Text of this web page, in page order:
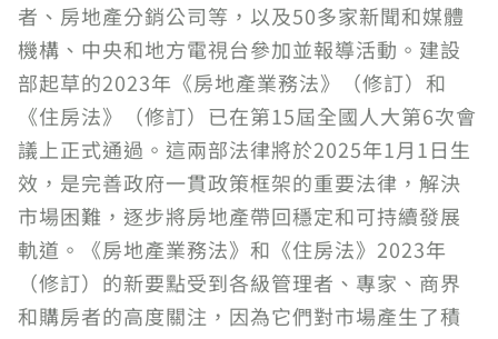
者、房地產分銷公司等，以及50多家新聞和媒體
機構、中央和地方電視台參加並報導活動。建設
部起草的2023年《房地產業務法》（修訂）和
《住房法》（修訂）已在第15屆全國人大第6次會
議上正式通過。這兩部法律將於2025年1月1日生
效，是完善政府一貫政策框架的重要法律，解決
市場困難，逐步將房地產帶回穩定和可持續發展
軌道。《房地產業務法》和《住房法》2023年
（修訂）的新要點受到各級管理者、專家、商界
和購房者的高度關注，因為它們對市場產生了積